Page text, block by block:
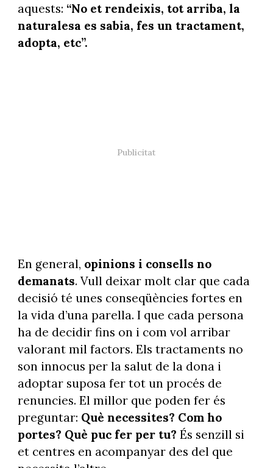
aquests: “No et rendeixis, tot arriba, la
naturalesa es sabia, fes un tractament,
adopta, etc”.
En general, opinions i consells no
demanats. Vull deixar molt clar que cada
decisió té unes conseqüències fortes en
la vida d’una parella. I que cada persona
ha de decidir fins on i com vol arribar
valorant mil factors. Els tractaments no
son innocus per la salut de la dona i
adoptar suposa fer tot un procés de
renuncies. El millor que poden fer és
preguntar: Què necessites? Com ho
portes? Què puc fer per tu? És senzill si
et centres en acompanyar des del que